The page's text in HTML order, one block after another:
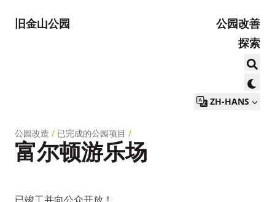
旧金山公园
公园改善
探索
ZH-HANS
公园改造 / 已完成的公园项目 /
富尔顿游乐场